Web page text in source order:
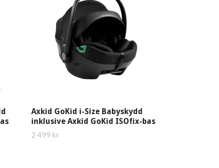
Axkid GoKid i-Size Babyskydd
inklusive Axkid GoKid ISOfix-bas
2 499 kr